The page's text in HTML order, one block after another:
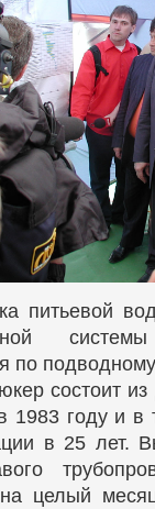
питьевой
по
состоит
1983 году и в
в 25 лет.
на целый